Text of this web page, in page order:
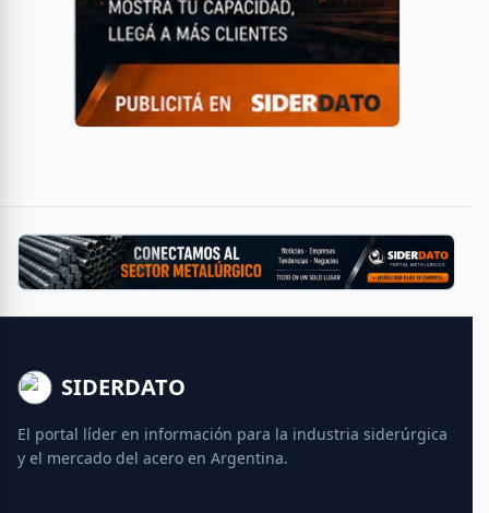
SIDERDATO
El portal líder en información para la industria siderúrgica
y el mercado del acero en Argentina.